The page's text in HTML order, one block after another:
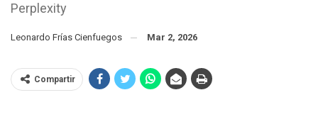
Perplexity
Leonardo Frías Cienfuegos Mar 2, 2026
Compartir